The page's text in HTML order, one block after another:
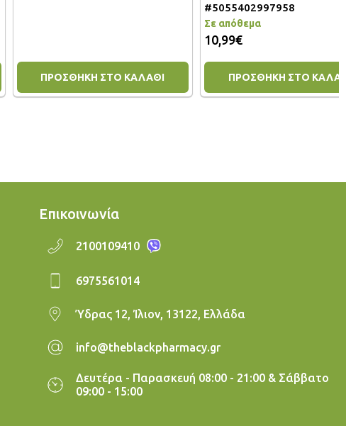
ΠΡΟΣΘΗΚΗ ΣΤΟ ΚΑΛΑΘΙ
#5055402997958
Σε απόθεμα
ΠΡΟΣΘΗΚΗ ΣΤΟ ΚΑΛΑΘΙ
Επικοινωνία
2100109410
6975561014
Ύδρας 12, Ίλιον, 13122, Ελλάδα
info@theblackpharmacy.gr
Δευτέρα - Παρασκευή 08:00 - 21:00 & Σάββατο
09:00 - 15:00